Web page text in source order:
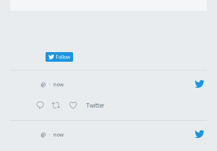
Follow
@ · now
Twitter
@ · now